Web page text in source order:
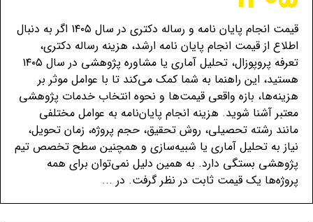
قیمت انجام پایان نامه و رساله دکتری در سال ۱۴۰۵ اگر به دنبال
اطلاع از قیمت انجام پایان نامه ارشد، هزینه رساله دکتری،
تعرفه پروپوزال، تحلیل آماری یا مشاوره پژوهشی در سال ۱۴۰۵
هستید، این راهنما به شما کمک می‌کند تا با عوامل موثر بر
هزینه‌ها، بازه واقعی قیمت‌ها و نحوه انتخاب خدمات پژوهشی
معتبر آشنا شوید. هزینه انجام پایان‌نامه به عوامل مختلفی
مانند رشته تحصیلی، روش تحقیق، حجم پروژه، زمان تحویل،
نیاز به تحلیل آماری یا شبیه‌سازی و همچنین سطح تخصص تیم
پژوهشی بستگی دارد. به همین دلیل نمی‌توان برای همه
پروژه‌ها یک قیمت ثابت در نظر گرفت. در ...